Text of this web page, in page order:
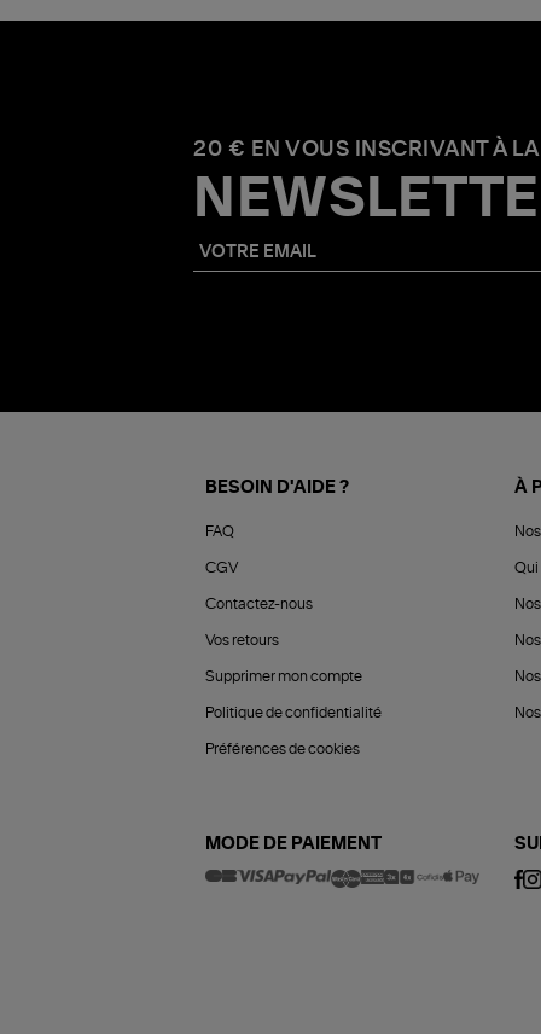
20 € EN VOUS INSCRIVANT À LA
BESOIN D'AIDE ?
FAQ
CGV
Contactez-nous
Vos retours
Supprimer mon compte
Politique de confidentialité
Préférences de cookies
À
Qui
MODE DE PAIEMENT